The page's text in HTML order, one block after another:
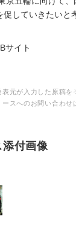
していきたいと
サイト
元が入力した原稿を
スへのお問い合わせ
添付画像